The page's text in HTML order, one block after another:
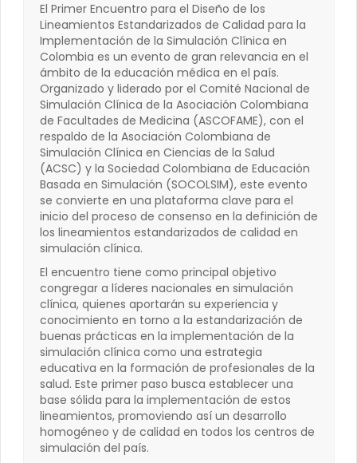
El Primer Encuentro para el Diseño de los
Lineamientos Estandarizados de Calidad para la
Implementación de la Simulación Clínica en
Colombia es un evento de gran relevancia en el
ámbito de la educación médica en el país.
Organizado y liderado por el Comité Nacional de
Simulación Clínica de la Asociación Colombiana
de Facultades de Medicina (ASCOFAME), con el
respaldo de la Asociación Colombiana de
Simulación Clínica en Ciencias de la Salud
(ACSC) y la Sociedad Colombiana de Educación
Basada en Simulación (SOCOLSIM), este evento
se convierte en una plataforma clave para el
inicio del proceso de consenso en la definición de
los lineamientos estandarizados de calidad en
simulación clínica.
El encuentro tiene como principal objetivo
congregar a líderes nacionales en simulación
clínica, quienes aportarán su experiencia y
conocimiento en torno a la estandarización de
buenas prácticas en la implementación de la
simulación clínica como una estrategia
educativa en la formación de profesionales de la
salud. Este primer paso busca establecer una
base sólida para la implementación de estos
lineamientos, promoviendo así un desarrollo
homogéneo y de calidad en todos los centros de
simulación del país.